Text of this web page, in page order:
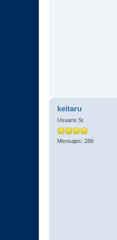
keitaru
Usuario Sr.
Mensajes: 288